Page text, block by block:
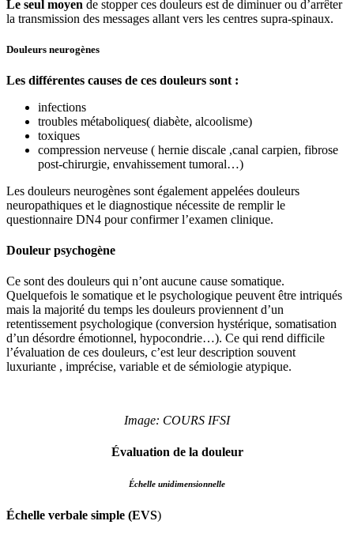
Le seul moyen de stopper ces douleurs est de diminuer ou d’arrêter
la transmission des messages allant vers les centres supra-spinaux.
Douleurs neurogènes
Les différentes causes de ces douleurs sont :
infections
troubles métaboliques( diabète, alcoolisme)
toxiques
compression nerveuse ( hernie discale ,canal carpien, fibrose
post-chirurgie, envahissement tumoral…)
Les douleurs neurogènes sont également appelées douleurs
neuropathiques et le diagnostique nécessite de remplir le
questionnaire DN4 pour confirmer l’examen clinique.
Douleur psychogène
Ce sont des douleurs qui n’ont aucune cause somatique.
Quelquefois le somatique et le psychologique peuvent être intriqués
mais la majorité du temps les douleurs proviennent d’un
retentissement psychologique (conversion hystérique, somatisation
d’un désordre émotionnel, hypocondrie…). Ce qui rend difficile
l’évaluation de ces douleurs, c’est leur description souvent
luxuriante , imprécise, variable et de sémiologie atypique.
Image: COURS IFSI
Évaluation de la douleur
Échelle unidimensionnelle
Échelle verbale simple (EVS)